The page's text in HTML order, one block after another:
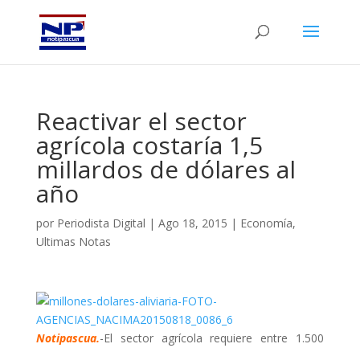
Reactivar el sector
agrícola costaría 1,5
millardos de dólares al
año
por Periodista Digital | Ago 18, 2015 | Economía,
Ultimas Notas
Notipascua.-El sector agrícola requiere entre 1.500